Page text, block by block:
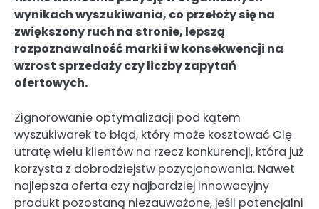
wynikach wyszukiwania, co przełoży się na
zwiększony ruch na stronie, lepszą
rozpoznawalność marki i w konsekwencji na
wzrost sprzedaży czy liczby zapytań
ofertowych.
Zignorowanie optymalizacji pod kątem
wyszukiwarek to błąd, który może kosztować Cię
utratę wielu klientów na rzecz konkurencji, która już
korzysta z dobrodziejstw pozycjonowania. Nawet
najlepsza oferta czy najbardziej innowacyjny
produkt pozostaną niezauważone, jeśli potencjalni